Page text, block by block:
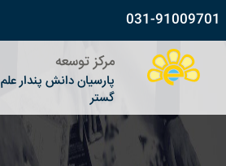
031-91009701
مرکز توسعه
پارسیان دانش پندار علم
گستر